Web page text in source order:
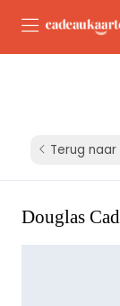
Terug
Douglas